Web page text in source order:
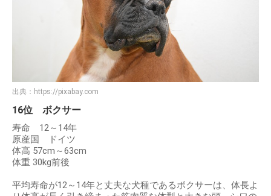
出典： https://pixabay.com
16位 ボクサー
寿命 12～14年
原産国 ドイツ
体高 57cm～63cm
体重 30kg前後
平均寿命が12～14年と丈夫な犬種であるボクサーは、体長よ